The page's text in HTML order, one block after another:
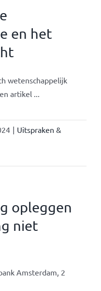
en het
wetenschappelijk
artikel ...
| Uitspraken &
opleggen
niet
Amsterdam, 2